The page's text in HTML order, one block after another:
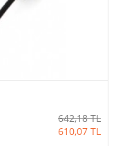
642,18 TL
610,07 TL